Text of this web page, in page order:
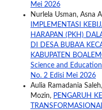
Mei 2026
Nurlela Usman, Asna
IMPLEMENTASI
HARAPAN (PKH)
DI DESA BUBA’A
KABUPATEN
Science and
No. 2 Edisi Mei 2026
Aulia Ramadania
Mozin, PENGARUH